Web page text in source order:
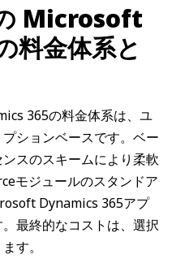
Microsoft
料金体系と
365の料金体系は、ユ
ションベースです。ベー
スのスキームにより柔軟
モジュールのスタンドア
Dynamics 365アプ
最終的なコストは、選択
す。